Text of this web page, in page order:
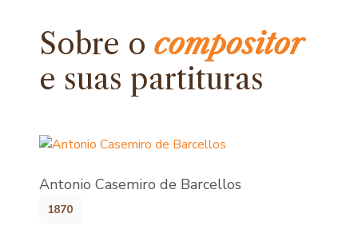
Sobre ocompositor
e suas partituras
Antonio Casemiro de Barcellos
1870